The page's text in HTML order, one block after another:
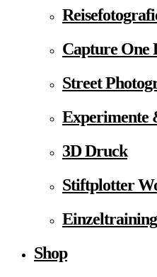
Capture One
Street
Experimente
3D Druck
Stiftplotter
Einzeltraining
Shop